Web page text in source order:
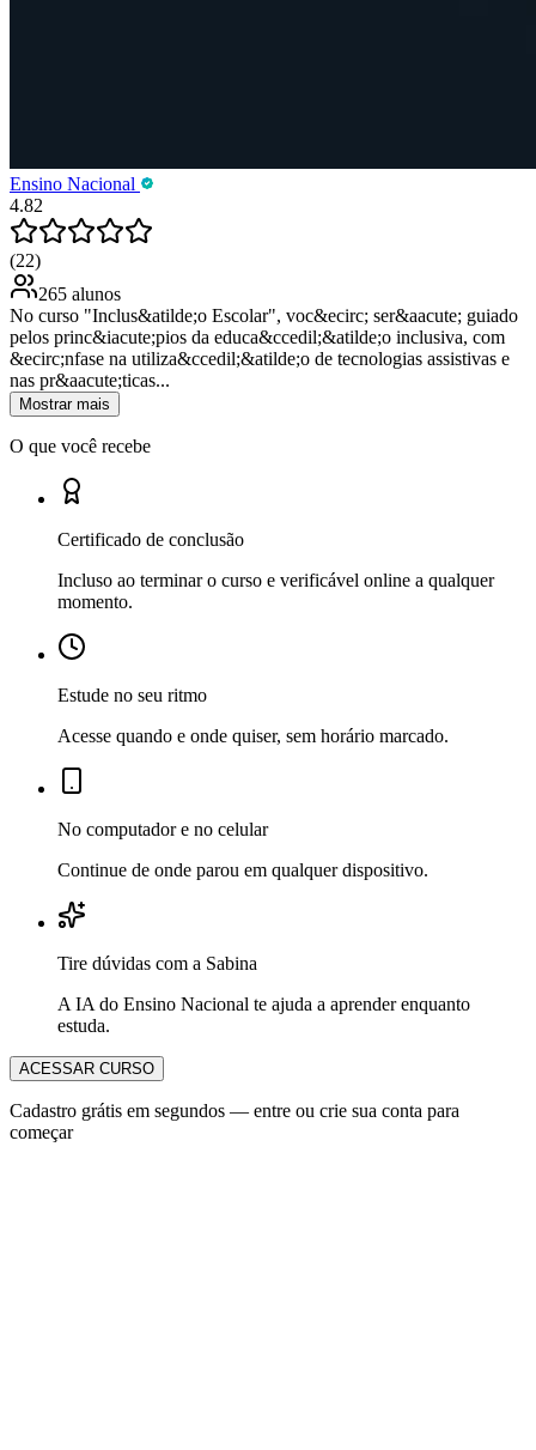
Ensino Nacional
4.82
(22)
265 alunos
No curso "Inclus&atilde;o Escolar", voc&ecirc; ser&aacute; guiado
pelos princ&iacute;pios da educa&ccedil;&atilde;o inclusiva, com
&ecirc;nfase na utiliza&ccedil;&atilde;o de tecnologias assistivas e
nas pr&aacute;ticas...
Mostrar mais
O que você recebe
Certificado de conclusão
Incluso ao terminar o curso e verificável online a qualquer
momento.
Estude no seu ritmo
Acesse quando e onde quiser, sem horário marcado.
No computador e no celular
Continue de onde parou em qualquer dispositivo.
Tire dúvidas com a Sabina
A IA do Ensino Nacional te ajuda a aprender enquanto
estuda.
ACESSAR CURSO
Cadastro grátis em segundos — entre ou crie sua conta para
começar